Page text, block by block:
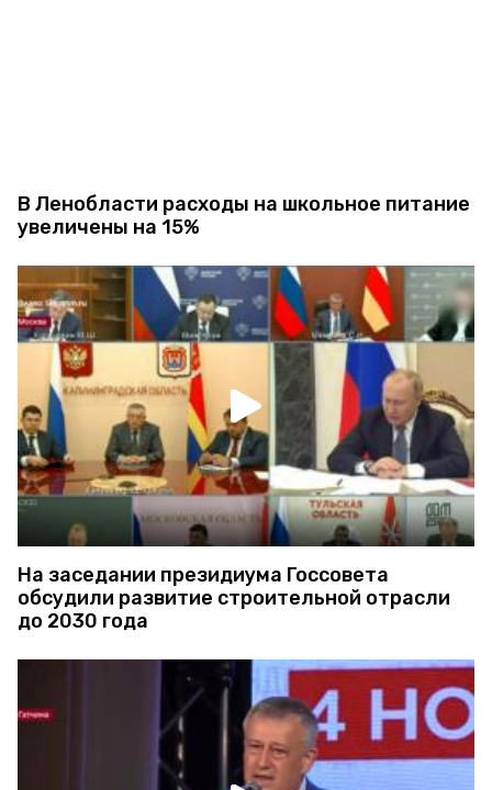
В Ленобласти расходы на школьное питание
увеличены на 15%
На заседании президиума Госсовета
обсудили развитие строительной отрасли
до 2030 года